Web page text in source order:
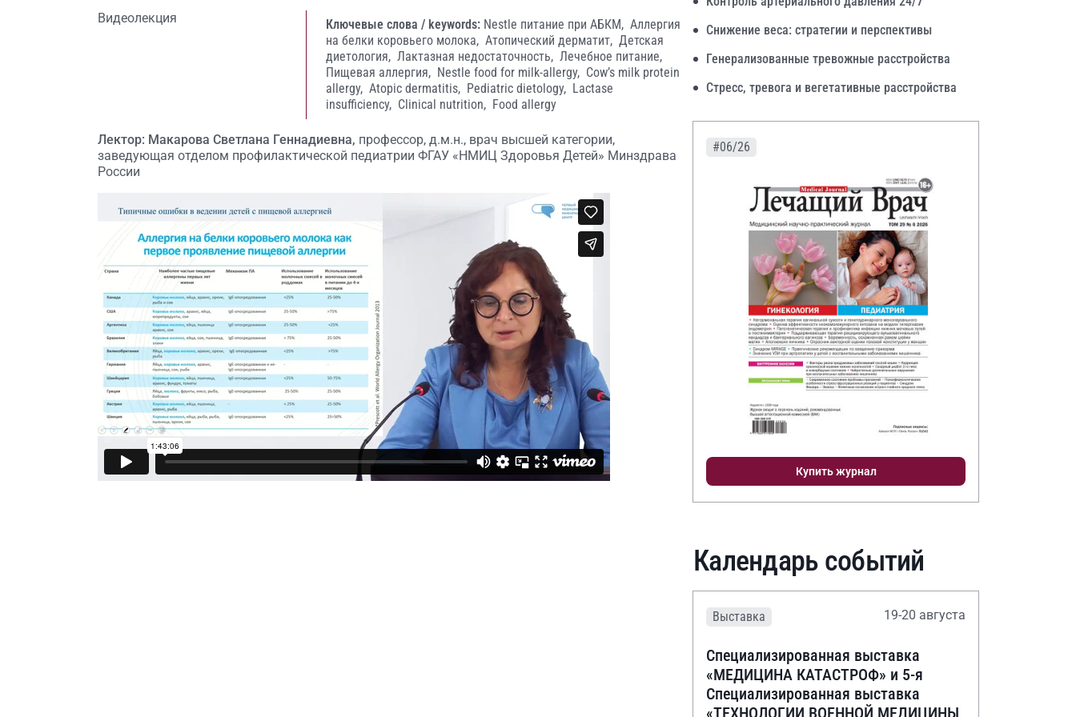
Видеолекция Ключевые слова / keywords: Nestle питание при АБКМ, Аллергия
на белки коровьего молока, Атопический дерматит, Детская
диетология, Лактазная недостаточность, Лечебное питание,
Пищевая аллергия, Nestle food for milk-allergy, Cow’s milk protein
allergy, Atopic dermatitis, Pediatric dietology, Lactase
insufficiency, Clinical nutrition, Food allergy
Лектор: Макарова Светлана Геннадиевна, профессор, д.м.н., врач высшей категории,
заведующая отделом профилактической педиатрии ФГАУ «НМИЦ Здоровья Детей» Минздрава
России
Снижение веса: стратегии и перспективы
Генерализованные тревожные расстройства
Стресс, тревога и вегетативные расстройства
#06/26
Купить журнал
Календарь событий
Выставка 19-20 августа
Специализированная выставка
«МЕДИЦИНА КАТАСТРОФ» и 5-я
Специализированная выставка
«ТЕХНОЛОГИИ ВОЕННОЙ МЕДИЦИНЫ